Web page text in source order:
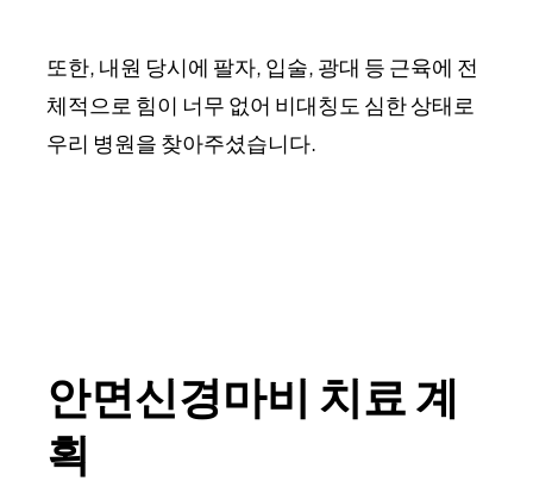
또한, 내원 당시에 팔자, 입술, 광대 등 근육에 전
체적으로 힘이 너무 없어 비대칭도 심한 상태로
우리 병원을 찾아주셨습니다.
안면신경마비 치료 계
획